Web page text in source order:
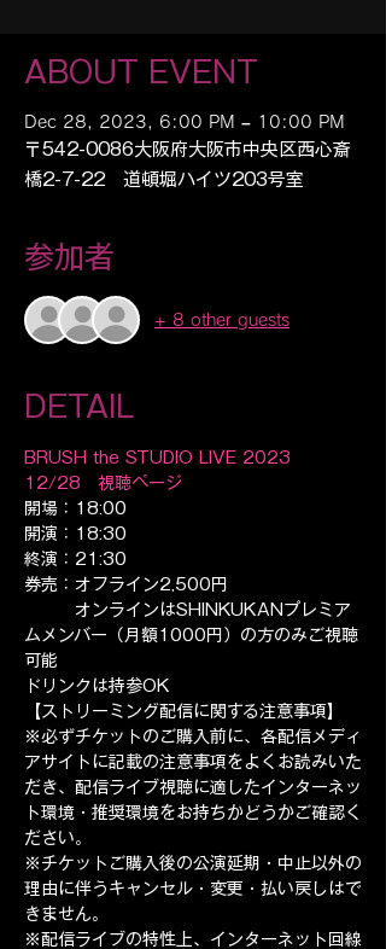
ABOUT EVENT
Dec 28, 2023, 6:00 PM – 10:00 PM
〒542-0086大阪府大阪市中央区西心斎
橋2-7-22 道頓堀ハイツ203号室
参加者
+ 8 other guests
DETAIL
BRUSH the STUDIO LIVE 2023
12/28　視聴ページ
開場：18:00
開演：18:30
終演：21:30
券売：オフライン2,500円
オンラインはSHINKUKANプレミア
ムメンバー（月額1000円）の方のみご視聴
可能
ドリンクは持参OK
【ストリーミング配信に関する注意事項】 ​
※必ずチケットのご購入前に、各配信メディ
アサイトに記載の注意事項をよくお読みいた
だき、配信ライブ視聴に適したインターネッ
ト環境・推奨環境をお持ちかどうかご確認く
ださい。
※チケットご購入後の公演延期・中止以外の
理由に伴うキャンセル・変更・払い戻しはで
きません。
※配信ライブの特性上、インターネット回線